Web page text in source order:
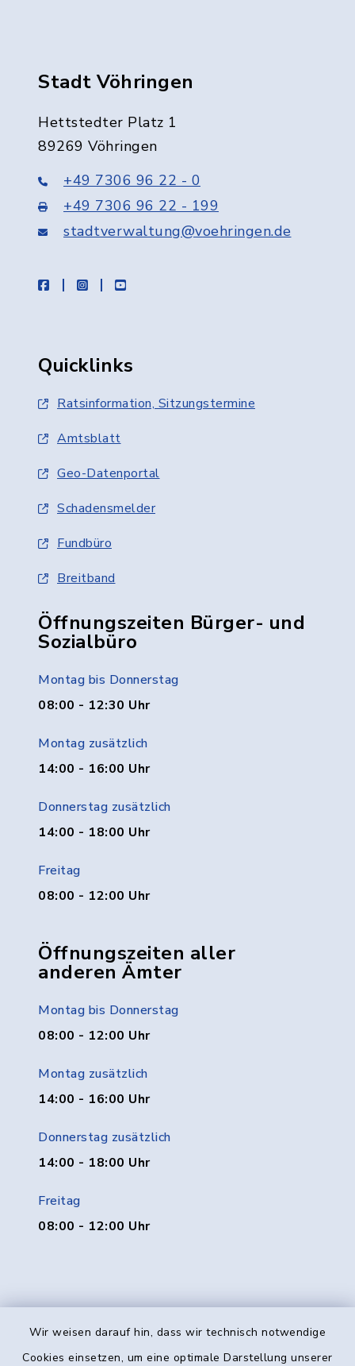
Wir weisen darauf hin, dass wir technisch notwendige
Cookies einsetzen, um eine optimale Darstellung unserer
Stadt Vöhringen
Hettstedter Platz 1
89269 Vöhringen
+49 7306 96 22 - 0
+49 7306 96 22 - 199
stadtverwaltung@voehringen.de
facebookinstagramyoutube
Quicklinks
Ratsinformation, Sitzungstermine
Amtsblatt
Geo-Datenportal
Schadensmelder
Fundbüro
Breitband
Öffnungszeiten Bürger- und
Sozialbüro
Montag bis Donnerstag
08:00 - 12:30 Uhr
Montag zusätzlich
14:00 - 16:00 Uhr
Donnerstag zusätzlich
14:00 - 18:00 Uhr
Freitag
08:00 - 12:00 Uhr
Öffnungszeiten aller
anderen Ämter
Montag bis Donnerstag
08:00 - 12:00 Uhr
Montag zusätzlich
14:00 - 16:00 Uhr
Donnerstag zusätzlich
14:00 - 18:00 Uhr
Freitag
08:00 - 12:00 Uhr
Kontakt